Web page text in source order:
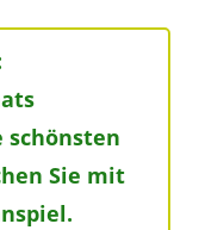
schönsten
Sie mit